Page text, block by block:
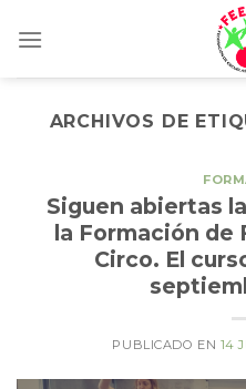
ARCHIVOS DE
Siguen abiertas
la Formación de
Circo. El
PUBLICADO EN 14